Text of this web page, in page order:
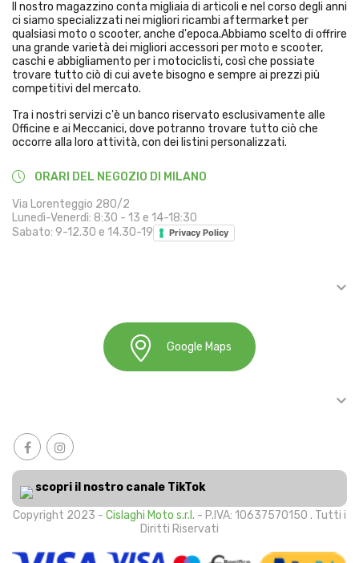
Il nostro magazzino conta migliaia di articoli e nel corso degli anni
ci siamo specializzati nei migliori ricambi aftermarket per
qualsiasi moto o scooter, anche d'epoca.Abbiamo scelto di offrire
una grande varietà dei migliori accessori per moto e scooter,
caschi e abbigliamento per i motociclisti, così che possiate
trovare tutto ciò di cui avete bisogno e sempre ai prezzi più
competitivi del mercato.
Tra i nostri servizi c'è un banco riservato esclusivamente alle
Officine e ai Meccanici, dove potranno trovare tutto ciò che
occorre alla loro attività, con dei listini personalizzati.
ORARI DEL NEGOZIO DI MILANO
Via Lorenteggio 280/2
Lunedì-Venerdì: 8:30 - 13 e 14-18:30
Sabato: 9-12.30 e 14.30-19
Privacy Policy

Google Maps

scopri il nostro canale TikTok
Copyright 2023 - Cislaghi Moto s.r.l. - P.IVA: 10637570150 . Tutti i
Diritti Riservati